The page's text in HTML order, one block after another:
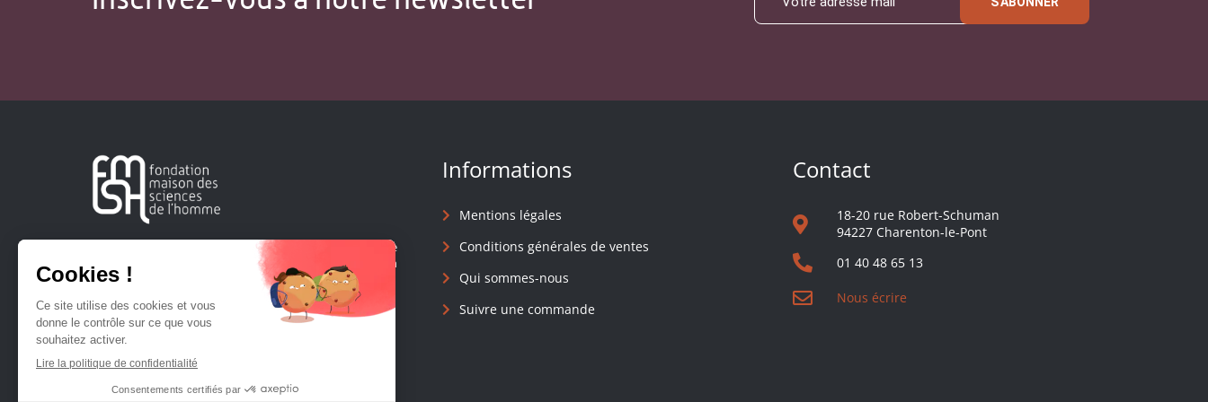
Créée en 1963, la Fondation Maison Sciences de l'Homme
soutient la recherche et la diffusion des connaissances en
sciences humaines et sociales.
Informations
Mentions légales
Conditions générales de ventes
Qui sommes-nous
Suivre une commande
Contact
18-20 rue Robert-Schuman
94227 Charenton-le-Pont
01 40 48 65 13
Nous écrire